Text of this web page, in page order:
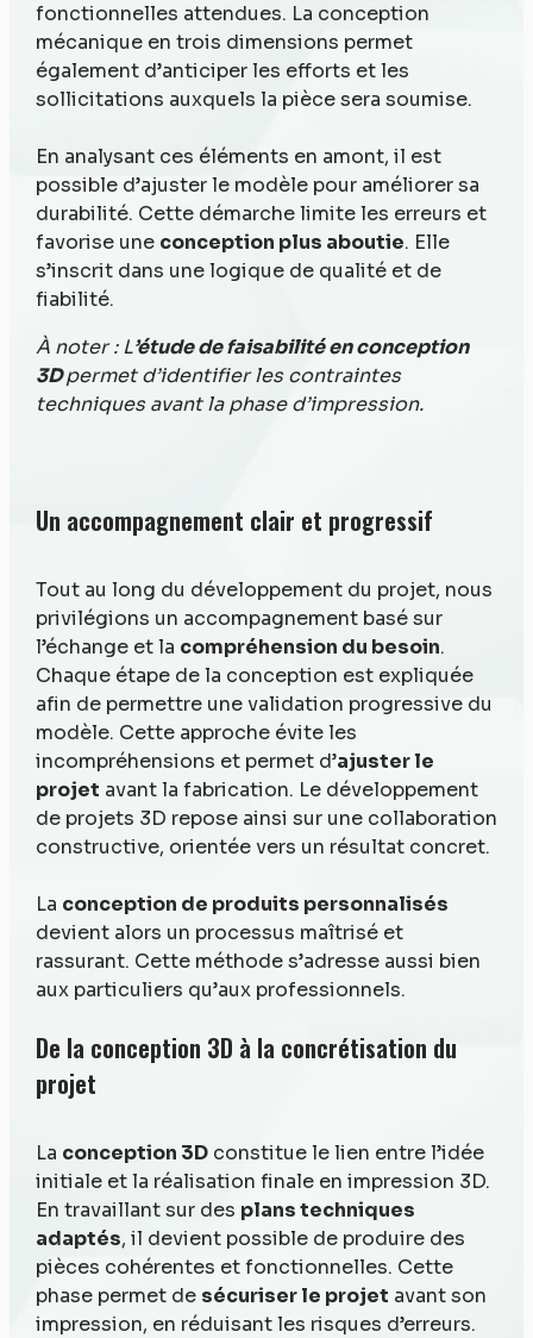
fonctionnelles attendues. La conception
mécanique en trois dimensions permet
également d’anticiper les efforts et les
sollicitations auxquels la pièce sera soumise.
En analysant ces éléments en amont, il est
possible d’ajuster le modèle pour améliorer sa
durabilité. Cette démarche limite les erreurs et
favorise une conception plus aboutie. Elle
s’inscrit dans une logique de qualité et de
fiabilité.
À noter : L’étude de faisabilité en conception
3Dpermet d’identifier les contraintes
techniques avant la phase d’impression.
Un accompagnement clair et progressif
Tout au long du développement du projet, nous
privilégions un accompagnement basé sur
l’échange et la compréhension du besoin.
Chaque étape de la conception est expliquée
afin de permettre une validation progressive du
modèle. Cette approche évite les
incompréhensions et permet d’ajuster le
projet avant la fabrication. Le développement
de projets 3D repose ainsi sur une collaboration
constructive, orientée vers un résultat concret.
La conception de produits personnalisés
devient alors un processus maîtrisé et
rassurant. Cette méthode s’adresse aussi bien
aux particuliers qu’aux professionnels.
De la conception 3D à la concrétisation du
projet
La conception 3Dconstitue le lien entre l’idée
initiale et la réalisation finale en impression 3D.
En travaillant sur des plans techniques
adaptés, il devient possible de produire des
pièces cohérentes et fonctionnelles. Cette
phase permet de sécuriser le projet avant son
impression, en réduisant les risques d’erreurs.